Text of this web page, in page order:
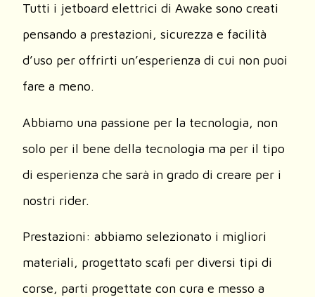
Tutti i jetboard elettrici di Awake sono creati
pensando a prestazioni, sicurezza e facilità
d’uso per offrirti un’esperienza di cui non puoi
fare a meno.
Abbiamo una passione per la tecnologia, non
solo per il bene della tecnologia ma per il tipo
di esperienza che sarà in grado di creare per i
nostri rider.
Prestazioni: abbiamo selezionato i migliori
materiali, progettato scafi per diversi tipi di
corse, parti progettate con cura e messo a